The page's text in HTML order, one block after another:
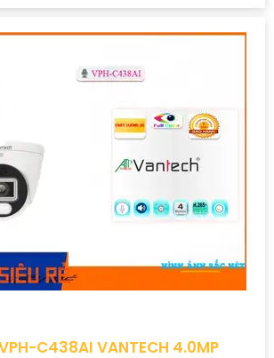
C438AI VANTECH 4.0MP